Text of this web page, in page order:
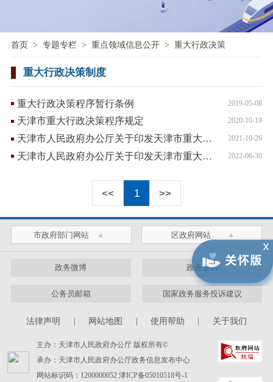
首页> 专题专栏> 重点领域信息公开> 重大行政决策
重大行政决策制度
重大行政决策程序暂行条例 2019-05-08
天津市重大行政决策程序规定 2020-10-19
天津市人民政府办公厅关于印发天津市重大行政决策事项目录管理办法等四个重大行政决策程序规定配套文件的通知 2021-10-26
天津市人民政府办公厅关于印发天津市重大行政决策公众参与工作规则等五个重大行政决策程序规定配套文件的通知 2022-06-30
<< 1 >>
市政府部门网站 区政府网站
政务微博 政务微信
公务员邮箱 国家政务服务投诉建议
法律声明 | 网站地图 | 使用帮助 | 关于我们
主办：天津市人民政府办公厅 版权所有©
承办：天津市人民政府办公厅政务信息发布中心
网站标识码：1200000052 津ICP备05010518号-1